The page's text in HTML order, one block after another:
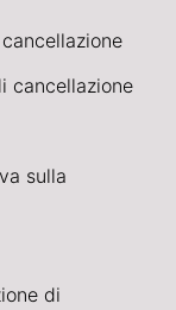
cancellazione
sulla
di